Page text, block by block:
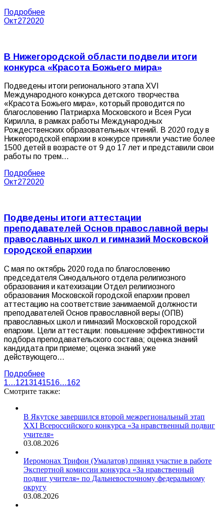
Подробнее
Окт272020
В Нижегородской области подвели итоги
конкурса «Красота Божьего мира»
Подведены итоги регионального этапа XVI
Международного конкурса детского творчества
«Красота Божьего мира», который проводится по
благословению Патриарха Московского и Всея Руси
Кирилла, в рамках работы Международных
Рождественских образовательных чтений. В 2020 году в
Нижегородской епархии в конкурсе приняли участие более
1500 детей в возрасте от 9 до 17 лет и представили свои
работы по трем…
Подробнее
Окт272020
Подведены итоги аттестации
преподавателей Основ православной веры
православных школ и гимназий Московской
городской епархии
С мая по октябрь 2020 года по благословению
председателя Синодального отдела религиозного
образования и катехизации Отдел религиозного
образования Московской городской епархии провел
аттестацию на соответствие занимаемой должности
преподавателей Основ православной веры (ОПВ)
православных школ и гимназий Московской городской
епархии. Цели аттестации: повышение эффективности
подбора преподавательского состава; оценка знаний
кандидата при приеме; оценка знаний уже
действующего…
Подробнее
1…1213141516…162
Смотрите также:
В Якутске завершился второй межрегиональный этап
XXI Всероссийского конкурса «За нравственный подвиг
учителя»
03.08.2026
Иеромонах Трифон (Умалатов) принял участие в работе
Экспертной комиссии конкурса «За нравственный
подвиг учителя» по Дальневосточному федеральному
округу
03.08.2026